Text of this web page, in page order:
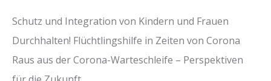
Schutz und Integration von Kindern und Frauen
Durchhalten! Flüchtlingshilfe in Zeiten von Corona
Raus aus der Corona-Warteschleife – Perspektiven